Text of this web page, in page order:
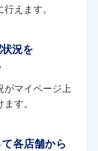
えます。
況を
がマイページ上
す。
各店舗から